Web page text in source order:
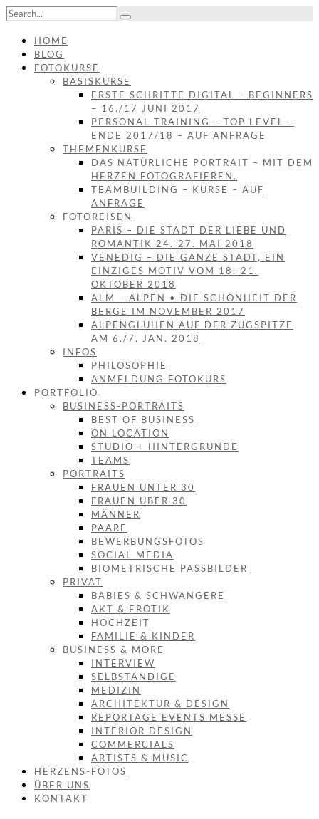
HOME
BLOG
FOTOKURSE
BASISKURSE
ERSTE SCHRITTE DIGITAL – BEGINNERS
– 16./17 JUNI 2017
PERSONAL TRAINING – TOP LEVEL –
ENDE 2017/18 – AUF ANFRAGE
THEMENKURSE
DAS NATÜRLICHE PORTRAIT – MIT DEM
HERZEN FOTOGRAFIEREN.
TEAMBUILDING – KURSE – AUF
ANFRAGE
FOTOREISEN
PARIS – DIE STADT DER LIEBE UND
ROMANTIK 24.-27. MAI 2018
VENEDIG – DIE GANZE STADT, EIN
EINZIGES MOTIV VOM 18.-21.
OKTOBER 2018
ALM – ALPEN • DIE SCHÖNHEIT DER
BERGE IM NOVEMBER 2017
ALPENGLÜHEN AUF DER ZUGSPITZE
AM 6./7. JAN. 2018
INFOS
PHILOSOPHIE
ANMELDUNG FOTOKURS
PORTFOLIO
BUSINESS-PORTRAITS
BEST OF BUSINESS
ON LOCATION
STUDIO + HINTERGRÜNDE
TEAMS
PORTRAITS
FRAUEN UNTER 30
FRAUEN ÜBER 30
MÄNNER
PAARE
BEWERBUNGSFOTOS
SOCIAL MEDIA
BIOMETRISCHE PASSBILDER
PRIVAT
BABIES & SCHWANGERE
AKT & EROTIK
HOCHZEIT
FAMILIE & KINDER
BUSINESS & MORE
INTERVIEW
SELBSTÄNDIGE
MEDIZIN
ARCHITEKTUR & DESIGN
REPORTAGE EVENTS MESSE
INTERIOR DESIGN
COMMERCIALS
ARTISTS & MUSIC
HERZENS-FOTOS
ÜBER UNS
KONTAKT